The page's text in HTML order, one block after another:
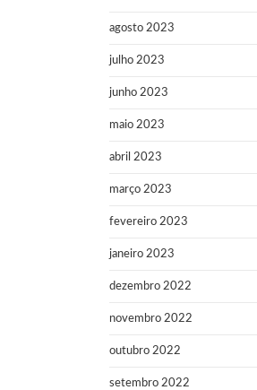
agosto 2023
julho 2023
junho 2023
maio 2023
abril 2023
março 2023
fevereiro 2023
janeiro 2023
dezembro 2022
novembro 2022
outubro 2022
setembro 2022